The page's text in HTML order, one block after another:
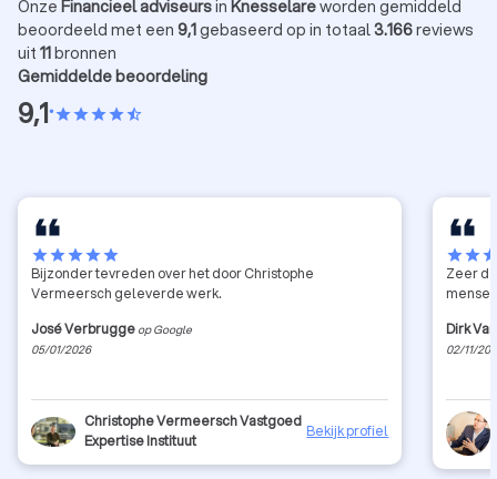
Onze Financieel adviseursin Knesselareworden gemiddeld
beoordeeld met een 9,1gebaseerd op in totaal3.166reviews
uit 11bronnen
Gemiddelde beoordeling
9,1•starstarstarstarstar_half
starstarstarstarstar
Bijzonder tevreden over het door Christophe
Vermeersch geleverde werk.
José Verbrugge op Google
05/01/2026
Christophe Vermeersch Vastgoed
Expertise Instituut
Bekijk profiel
starstar
Zeer
Dirk
02/11/